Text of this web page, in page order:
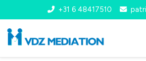
+31 6 48417510